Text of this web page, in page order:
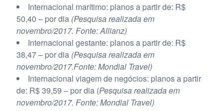
Internacional marítimo: planos a partir de: R$
50,40 – por dia (Pesquisa realizada em
novembro/2017. Fonte: Allianz)
Internacional gestante: planos a partir de: R$
38,47 – por dia (Pesquisa realizada em
novembro/2017.Fonte: Mondial Travel)
Internacional viagem de negócios: planos a partir
de: R$ 39,59 – por dia (Pesquisa realizada em
novembro/2017. Fonte: Mondial Travel)